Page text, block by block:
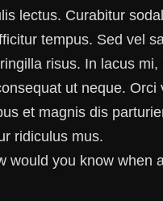
lectus. Curabitur
tempus. Sed vel
risus. In lacus mi,
ut neque. Orci
et magnis dis
ridiculus mus.
would you know when